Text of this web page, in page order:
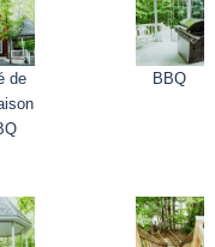
de
BBQ